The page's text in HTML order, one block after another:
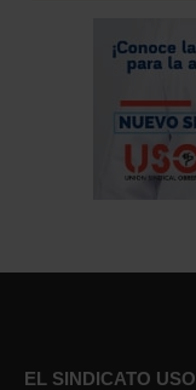
EL SINDICATO USO